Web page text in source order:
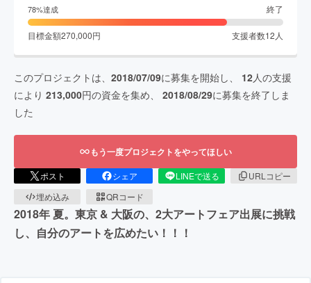
78%達成 終了
目標金額270,000円 支援者数12 人
このプロジェクトは、 2018/07/09に募集を開始し、 12人の支援
により 213,000円の資金を集め、 2018/08/29に募集を終了しま
した
もう一度プロジェクトをやってほしい
ポスト シェア LINEで送る
URLコピー
埋め込み
QRコード
2018年 夏。東京 & 大阪の、2大アートフェア出展に挑戦
し、自分のアートを広めたい！！！